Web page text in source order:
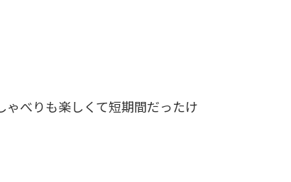
べりも楽しくて短期間だったけ